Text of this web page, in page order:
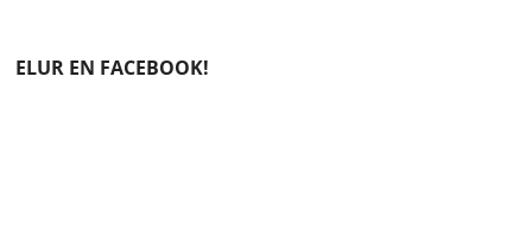
ELUR EN FACEBOOK!